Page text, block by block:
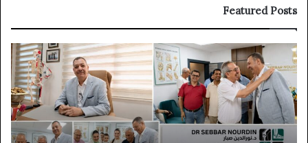
Featured Posts
افتتاح
العيادة
الخاصة
للدكتور
نورالدين
صبار
بالناظور
في
بعد